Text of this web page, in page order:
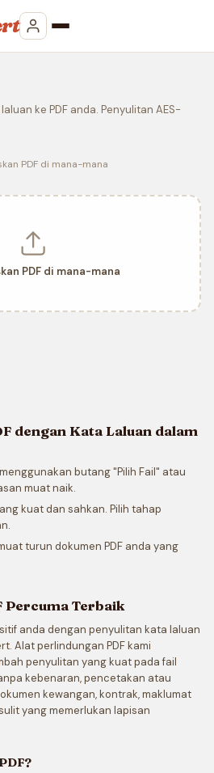
ke PDF anda. Penyulitan AES-
PDF di mana-mana
PDF di mana-mana
dengan Kata Laluan dalam
butang "Pilih Fail" atau
muat naik.
kuat dan sahkan. Pilih tahap
turun dokumen PDF anda yang
Percuma Terbaik
anda dengan penyulitan kata laluan
Alat perlindungan PDF kami
penyulitan yang kuat pada fail
kebenaran, pencetakan atau
kewangan, kontrak, maklumat
yang memerlukan lapisan